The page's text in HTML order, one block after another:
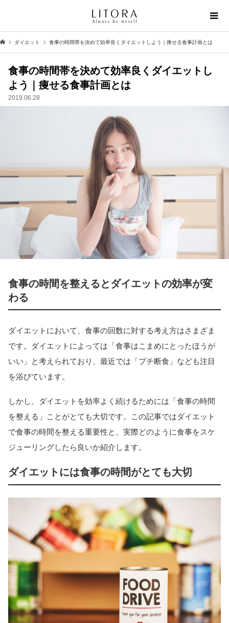
ダイエット 食事の時間帯を決めて効率良くダイエットしよう｜痩せる食事計画とは
食事の時間帯を決めて効率良くダイエットし
よう｜痩せる食事計画とは
2019.06.28
食事の時間を整えるとダイエットの効率が変
わる
ダイエットにおいて、食事の回数に対する考え方はさまざま
です。ダイエットによっては「食事はこまめにとったほうが
いい」と考えられており、最近では「プチ断食」なども注目
を浴びています。
しかし、ダイエットを効率よく続けるためには「食事の時間
を整える」ことがとても大切です。この記事ではダイエット
で食事の時間を整える重要性と、実際どのように食事をスケ
ジューリングしたら良いか紹介します。
ダイエットには食事の時間がとても大切